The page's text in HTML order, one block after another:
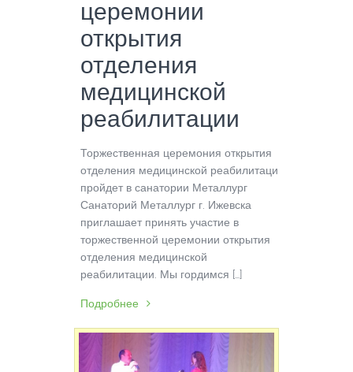
церемонии
открытия
отделения
медицинской
реабилитации
Торжественная церемония открытия
отделения медицинской реабилитации
пройдет в санатории Металлург
Санаторий Металлург г. Ижевска
приглашает принять участие в
торжественной церемонии открытия
отделения медицинской
реабилитации. Мы гордимся […]
Подробнее